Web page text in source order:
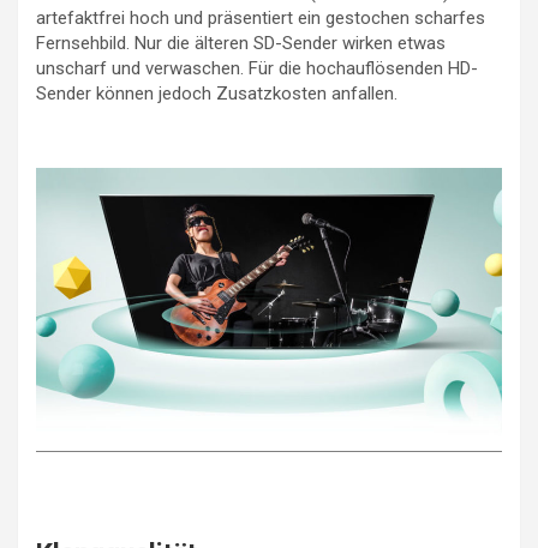
artefaktfrei hoch und präsentiert ein gestochen scharfes
Fernsehbild. Nur die älteren SD-Sender wirken etwas
unscharf und verwaschen. Für die hochauflösenden HD-
Sender können jedoch Zusatzkosten anfallen.